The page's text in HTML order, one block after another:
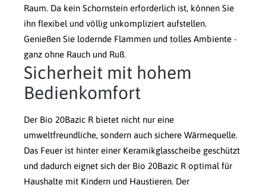
Raum. Da kein Schornstein erforderlich ist, können Sie
ihn flexibel und völlig unkompliziert aufstellen.
Genießen Sie lodernde Flammen und tolles Ambiente -
ganz ohne Rauch und Ruß.
Sicherheit mit hohem
Bedienkomfort
Der Bio 20Bazic R bietet nicht nur eine
umweltfreundliche, sondern auch sichere Wärmequelle.
Das Feuer ist hinter einer Keramikglasscheibe geschützt
und dadurch eignet sich der Bio 20Bazic R optimal für
Haushalte mit Kindern und Haustieren. Der